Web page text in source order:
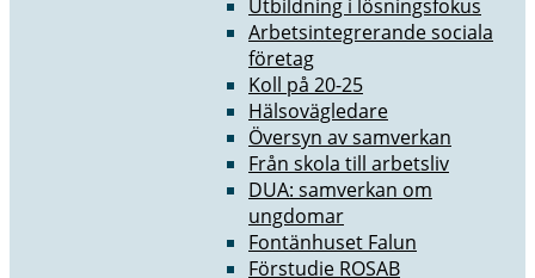
Utbildning i lösningsfokus
Arbetsintegrerande sociala
företag
Koll på 20-25
Hälsovägledare
Översyn av samverkan
Från skola till arbetsliv
DUA: samverkan om
ungdomar
Fontänhuset Falun
Förstudie ROSAB